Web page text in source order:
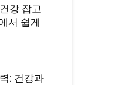
강 잡고
서 쉽게
: 건강과